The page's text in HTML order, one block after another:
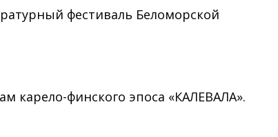
фестиваль Беломорской
карело-финского эпоса «КАЛЕВАЛА».